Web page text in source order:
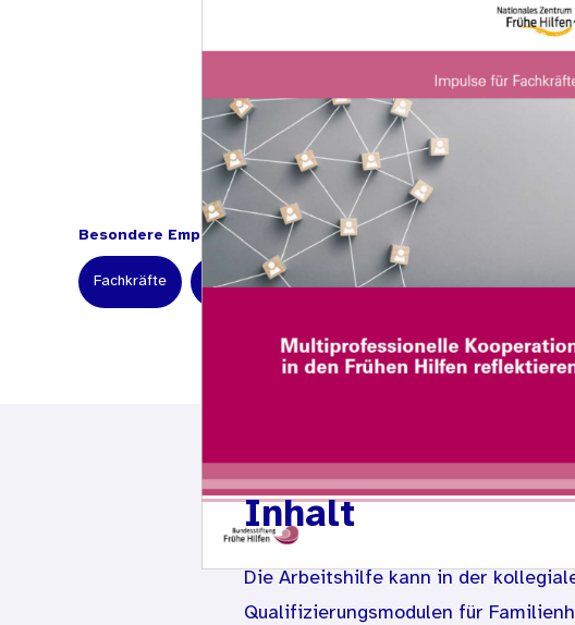
Besondere Empfehlung für:
Fachkräfte Kommunale Einrichtungen Wissenschaftler und
Inhalt
Die Arbeitshilfe kann in der
Qualifizierungsmodulen für